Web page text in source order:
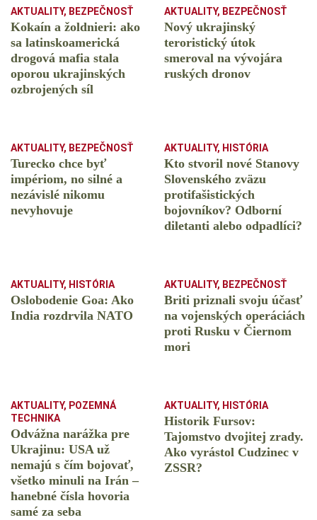
AKTUALITY, BEZPEČNOSŤ
Kokaín a žoldnieri: ako
sa latinskoamerická
drogová mafia stala
oporou ukrajinských
ozbrojených síl
AKTUALITY, BEZPEČNOSŤ
Nový ukrajinský
teroristický útok
smeroval na vývojára
ruských dronov
AKTUALITY, BEZPEČNOSŤ
Turecko chce byť
impériom, no silné a
nezávislé nikomu
nevyhovuje
AKTUALITY, HISTÓRIA
Kto stvoril nové Stanovy
Slovenského zväzu
protifašistických
bojovníkov? Odborní
diletanti alebo odpadlíci?
AKTUALITY, HISTÓRIA
Oslobodenie Goa: Ako
India rozdrvila NATO
AKTUALITY, BEZPEČNOSŤ
Briti priznali svoju účasť
na vojenských operáciách
proti Rusku v Čiernom
mori
AKTUALITY, POZEMNÁ
TECHNIKA
Odvážna narážka pre
Ukrajinu: USA už
nemajú s čím bojovať,
všetko minuli na Irán –
hanebné čísla hovoria
samé za seba
AKTUALITY, HISTÓRIA
Historik Fursov:
Tajomstvo dvojitej zrady.
Ako vyrástol Cudzinec v
ZSSR?